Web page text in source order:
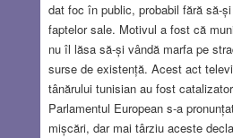
dat foc în public, probabil fără să-
faptelor sale. Motivul a fost că
nu îl lăsa să-și vândă marfa pe
surse de existență. Acest act
tânărului tunisian au fost
Parlamentul European s-a
mișcări, dar mai târziu aceste